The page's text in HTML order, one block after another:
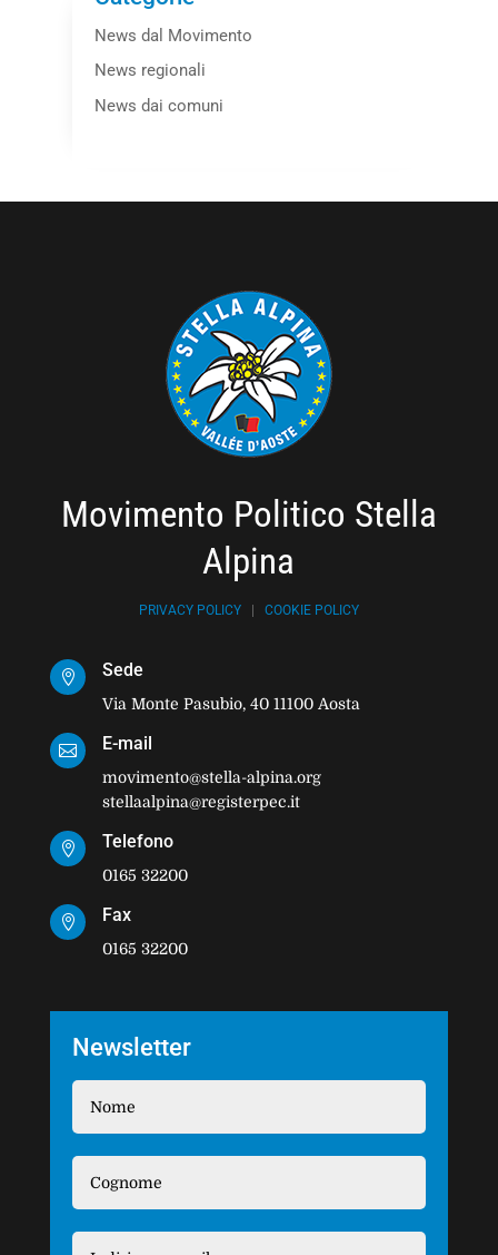
News dal Movimento
News regionali
News dai comuni
Movimento Politico Stella
Alpina
PRIVACY POLICY| COOKIE POLICY
 Sede
Via Monte Pasubio, 40 11100 Aosta
 E-mail
movimento@stella-alpina.org
stellaalpina@registerpec.it
 Telefono
0165 32200
 Fax
0165 32200
Newsletter